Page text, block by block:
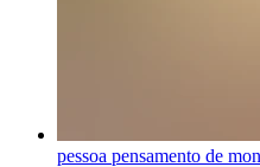
pessoa pensamento de